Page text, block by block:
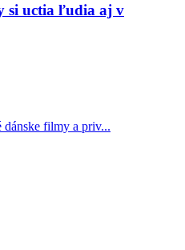
si uctia ľudia aj v
filmy a priv...